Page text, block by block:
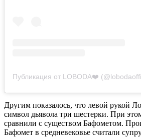
Публикация от LOBODA❤️
Другим показалось, что левой рукой
символ дьявола три шестерки. При
сравнили с существом Бафометом.
Бафомет в средневековье считали